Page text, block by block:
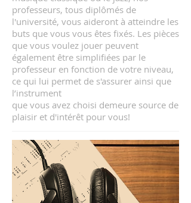
professeurs, tous diplômés de
l'université, vous aideront à atteindre les
buts que vous vous êtes fixés. Les pièces
que vous voulez jouer peuvent
également être simplifiées par le
professeur en fonction de votre niveau,
ce qui lui permet de s'assurer ainsi que
l’instrument
que vous avez choisi demeure source de
plaisir et d'intérêt pour vous!